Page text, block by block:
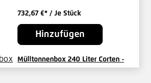
732,67 €* / Je Stück
Hinzufügen
Mülltonnenbox 240 Liter Corten -